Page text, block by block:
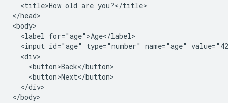
  <title>How old are you?</title>
</head>
<body>
  <label for="age">Age</label>
<input id="age" type="number" name="age"
  <div>
    <button>Back</button>
    <button>Next</button>
  </div>
</body>